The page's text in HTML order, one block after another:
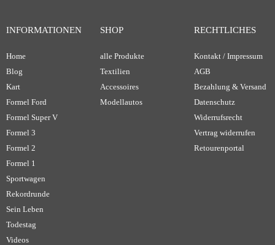
INFORMATIONEN
Home
Blog
Kart
Formel Ford
Formel Super V
Formel 3
Formel 2
Formel 1
Sportwagen
Rekordrunde
Sein Leben
Todestag
Videos
SHOP
alle Produkte
Textilien
Accessoires
Modellautos
RECHTLICHES
Kontakt / Impressum
AGB
Bezahlung & Versand
Datenschutz
Widerrufsrecht
Vertrag widerrufen
Retourenportal